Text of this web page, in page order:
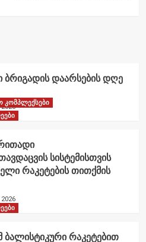
ბრიგადის დაარსების დღე
კომპლექსები
სისტემისთვის
რაკეტების თითქმის
ბალისტიკური რაკეტებით